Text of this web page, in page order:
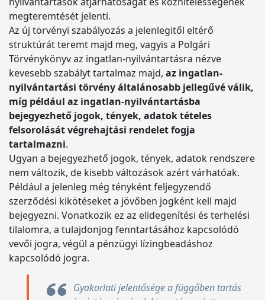
megteremtését jelenti.
Az új törvényi szabályozás a jelenlegitől eltérő
struktúrát teremt majd meg, vagyis a Polgári
Törvénykönyv az ingatlan-nyilvántartásra nézve
kevesebb szabályt tartalmaz majd, az ingatlan-
nyilvántartási törvény általánosabb jellegűvé válik,
míg például az ingatlan-nyilvántartásba
bejegyezhető jogok, tények, adatok tételes
felsorolását végrehajtási rendelet fogja
tartalmazni.
Ugyan a bejegyezhető jogok, tények, adatok rendszere
nem változik, de kisebb változások azért várhatóak.
Például a jelenleg még tényként feljegyzendő
szerződési kikötéseket a jövőben jogként kell majd
bejegyezni. Vonatkozik ez az elidegenítési és terhelési
tilalomra, a tulajdonjog fenntartásához kapcsolódó
vevői jogra, végül a pénzügyi lízingbeadáshoz
kapcsolódó jogra.
Gyakorlati jelentősége a függőben tartás